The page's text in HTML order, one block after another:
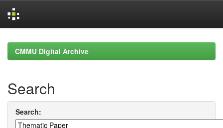
navigationCMMU Digital Archive
Search
Search: